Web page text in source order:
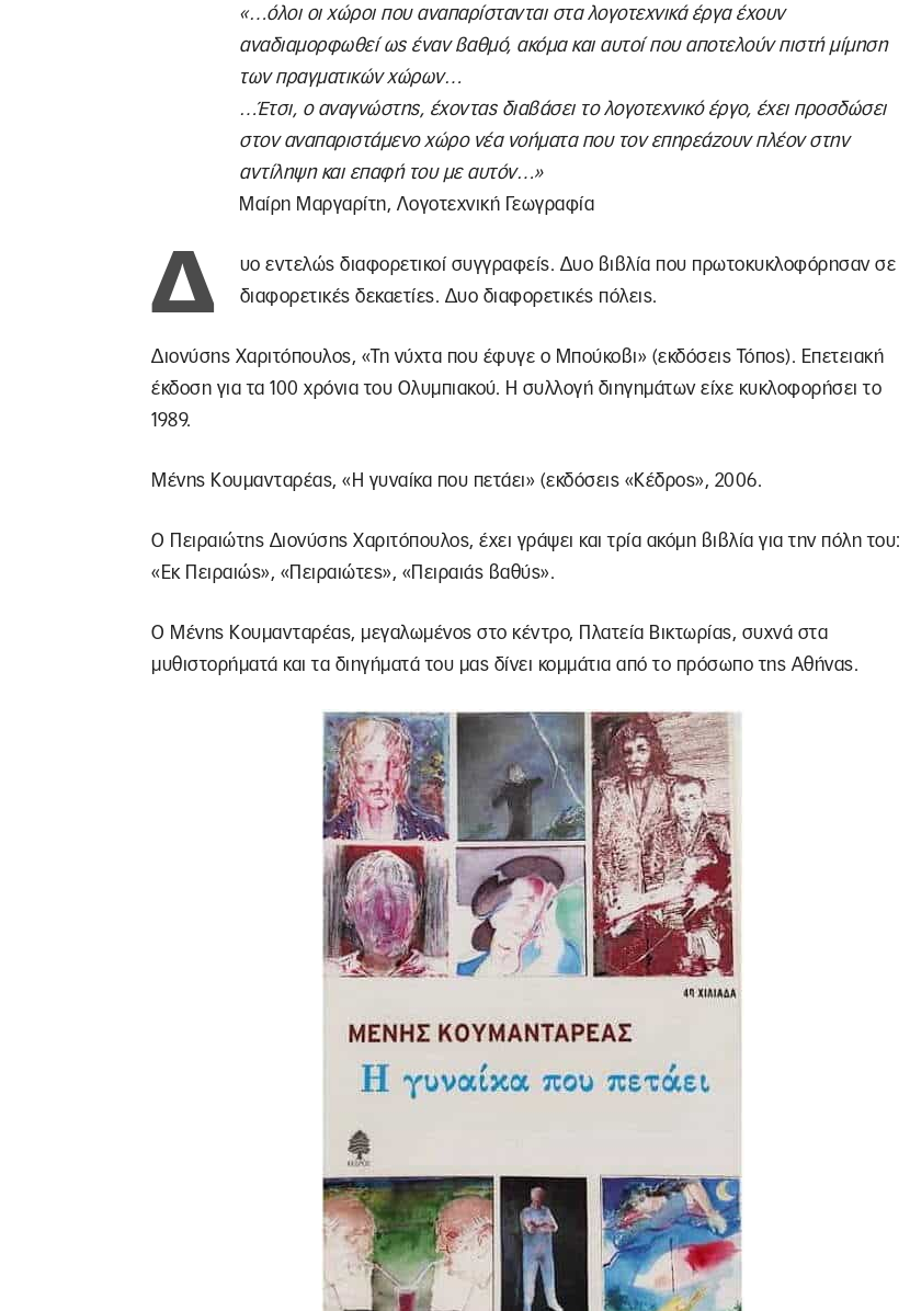
«…όλοι οι χώροι που αναπαρίστανται στα λογοτεχνικά έργα έχουν
αναδιαμορφωθεί ως έναν βαθμό, ακόμα και αυτοί που αποτελούν πιστή μίμηση
των πραγματικών χώρων…
…Έτσι, ο αναγνώστης, έχοντας διαβάσει το λογοτεχνικό έργο, έχει προσδώσει
στον αναπαριστάμενο χώρο νέα νοήματα που τον επηρεάζουν πλέον στην
αντίληψη και επαφή του με αυτόν…»
Μαίρη Μαργαρίτη, Λογοτεχνική Γεωγραφία
Δ
υο εντελώς διαφορετικοί συγγραφείς. Δυο βιβλία που πρωτοκυκλοφόρησαν σε
διαφορετικές δεκαετίες. Δυο διαφορετικές πόλεις.
Διονύσης Χαριτόπουλος, «Τη νύχτα που έφυγε ο Μπούκοβι» (εκδόσεις Τόπος). Επετειακή
έκδοση για τα 100 χρόνια του Ολυμπιακού. Η συλλογή διηγημάτων είχε κυκλοφορήσει το
1989.
Μένης Κουμανταρέας, «Η γυναίκα που πετάει» (εκδόσεις «Κέδρος», 2006.
Ο Πειραιώτης Διονύσης Χαριτόπουλος, έχει γράψει και τρία ακόμη βιβλία για την πόλη του:
«Εκ Πειραιώς», «Πειραιώτες», «Πειραιάς βαθύς».
Ο Μένης Κουμανταρέας, μεγαλωμένος στο κέντρο, Πλατεία Βικτωρίας, συχνά στα
μυθιστορήματά και τα διηγήματά του μας δίνει κομμάτια από το πρόσωπο της Αθήνας.